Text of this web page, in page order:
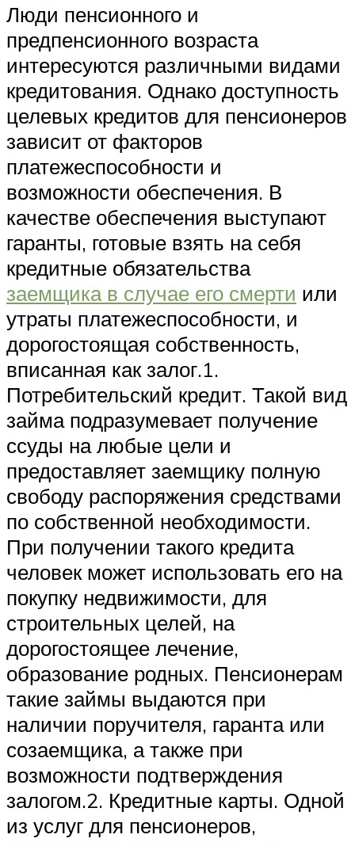
Люди пенсионного и
предпенсионного возраста
интересуются различными видами
кредитования. Однако доступность
целевых кредитов для пенсионеров
зависит от факторов
платежеспособности и
возможности обеспечения. В
качестве обеспечения выступают
гаранты, готовые взять на себя
кредитные обязательства
заемщика в случае его смерти или
утраты платежеспособности, и
дорогостоящая собственность,
вписанная как залог.1.
Потребительский кредит. Такой вид
займа подразумевает получение
ссуды на любые цели и
предоставляет заемщику полную
свободу распоряжения средствами
по собственной необходимости.
При получении такого кредита
человек может использовать его на
покупку недвижимости, для
строительных целей, на
дорогостоящее лечение,
образование родных. Пенсионерам
такие займы выдаются при
наличии поручителя, гаранта или
созаемщика, а также при
возможности подтверждения
залогом.2. Кредитные карты. Одной
из услуг для пенсионеров,